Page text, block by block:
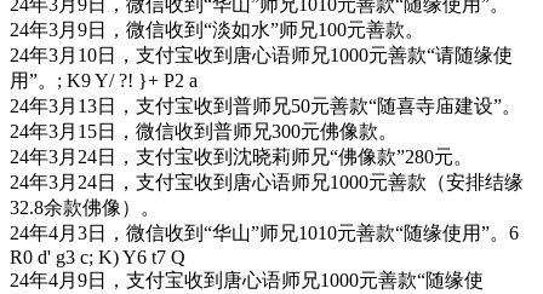
24年3月9日，微信收到“华山”师兄1010元善款“随缘使用”。
24年3月9日，微信收到“淡如水”师兄100元善款。
24年3月10日，支付宝收到唐心语师兄1000元善款“请随缘使
用”。 ; K9 Y/ ?! }+ P2 a
24年3月13日，支付宝收到普师兄50元善款“随喜寺庙建设”。
24年3月15日，微信收到普师兄300元佛像款。
24年3月24日，支付宝收到沈晓莉师兄“佛像款”280元。
24年3月24日，支付宝收到唐心语师兄1000元善款（安排结缘
32.8余款佛像）。
24年4月3日，微信收到“华山”师兄1010元善款“随缘使用”。 6
R0 d' g3 c; K) Y6 t7 Q
24年4月9日，支付宝收到唐心语师兄1000元善款“随缘使